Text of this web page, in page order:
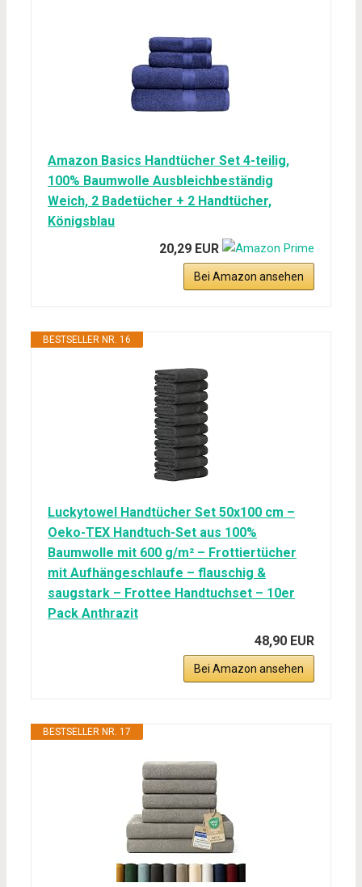
Amazon Basics Handtücher Set 4-teilig,
100% Baumwolle Ausbleichbeständig
Weich, 2 Badetücher + 2 Handtücher,
Königsblau
20,29 EUR
Bei Amazon ansehen
BESTSELLER NR. 16
Luckytowel Handtücher Set 50x100 cm –
Oeko-TEX Handtuch-Set aus 100%
Baumwolle mit 600 g/m² – Frottiertücher
mit Aufhängeschlaufe – flauschig &
saugstark – Frottee Handtuchset – 10er
Pack Anthrazit
48,90 EUR
Bei Amazon ansehen
BESTSELLER NR. 17